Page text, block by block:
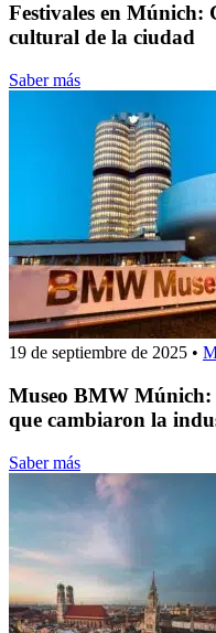
Festivales en Múnich:
cultural de la ciudad
Saber más
19 de septiembre de 2025 •
Museo BMW Múnich:
que cambiaron la
Saber más